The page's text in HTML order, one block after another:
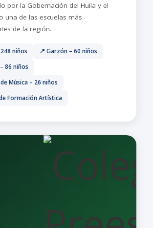
por la Gobernación del Huila y el
una de las escuelas más
de la región.
niños
📍 Garzón – 60 niños
86 niños
de Música – 26 niños
Formación Artística